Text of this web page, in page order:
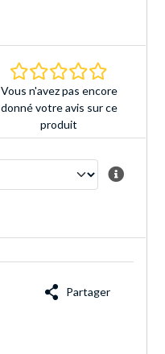
0.0 Étoiles
Vous n'avez pas encore
donné votre avis sur ce
produit
Partager